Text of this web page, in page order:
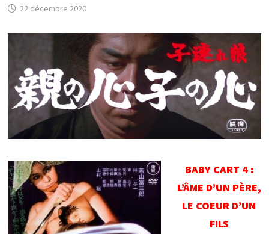
22 décembre 2020
BABY CART 4 :
L’ÂME D’UN PÈRE,
LE COEUR D’UN
FILS